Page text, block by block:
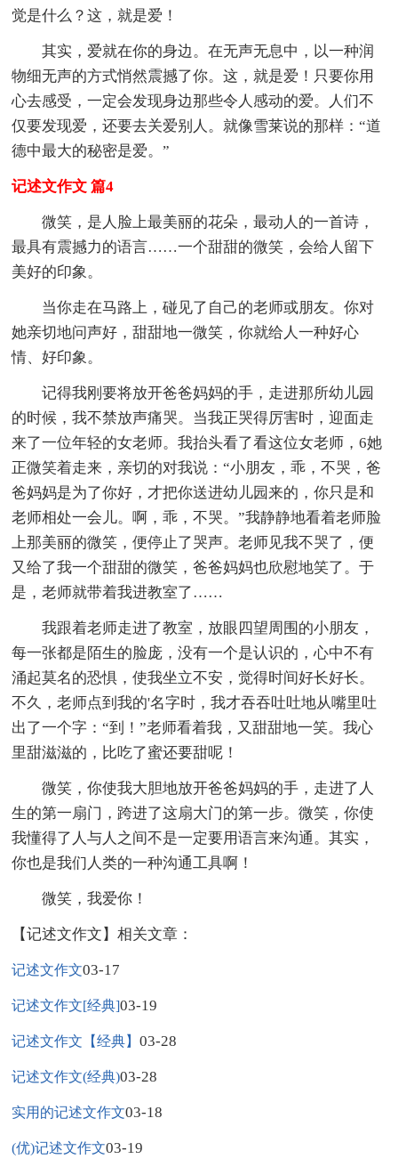
觉是什么？这，就是爱！
其实，爱就在你的身边。在无声无息中，以一种润
物细无声的方式悄然震撼了你。这，就是爱！只要你用
心去感受，一定会发现身边那些令人感动的爱。人们不
仅要发现爱，还要去关爱别人。就像雪莱说的那样：“道
德中最大的秘密是爱。”
记述文作文 篇4
微笑，是人脸上最美丽的花朵，最动人的一首诗，
最具有震撼力的语言……一个甜甜的微笑，会给人留下
美好的印象。
当你走在马路上，碰见了自己的老师或朋友。你对
她亲切地问声好，甜甜地一微笑，你就给人一种好心
情、好印象。
记得我刚要将放开爸爸妈妈的手，走进那所幼儿园
的时候，我不禁放声痛哭。当我正哭得厉害时，迎面走
来了一位年轻的女老师。我抬头看了看这位女老师，6她
正微笑着走来，亲切的对我说：“小朋友，乖，不哭，爸
爸妈妈是为了你好，才把你送进幼儿园来的，你只是和
老师相处一会儿。啊，乖，不哭。”我静静地看着老师脸
上那美丽的微笑，便停止了哭声。老师见我不哭了，便
又给了我一个甜甜的微笑，爸爸妈妈也欣慰地笑了。于
是，老师就带着我进教室了……
我跟着老师走进了教室，放眼四望周围的小朋友，
每一张都是陌生的脸庞，没有一个是认识的，心中不有
涌起莫名的恐惧，使我坐立不安，觉得时间好长好长。
不久，老师点到我的'名字时，我才吞吞吐吐地从嘴里吐
出了一个字：“到！”老师看着我，又甜甜地一笑。我心
里甜滋滋的，比吃了蜜还要甜呢！
微笑，你使我大胆地放开爸爸妈妈的手，走进了人
生的第一扇门，跨进了这扇大门的第一步。微笑，你使
我懂得了人与人之间不是一定要用语言来沟通。其实，
你也是我们人类的一种沟通工具啊！
微笑，我爱你！
【记述文作文】相关文章：
记述文作文03-17
记述文作文[经典]03-19
记述文作文【经典】03-28
记述文作文(经典)03-28
实用的记述文作文03-18
(优)记述文作文03-19